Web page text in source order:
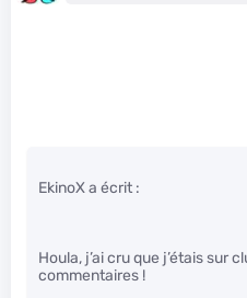
EkinoX a écrit :
Houla, j’ai cru que j’étais sur
commentaires !